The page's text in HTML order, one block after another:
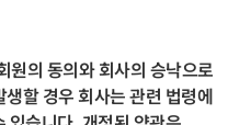
원의 동의와 회사의 승낙으로
할 경우 회사는 관련 법령에